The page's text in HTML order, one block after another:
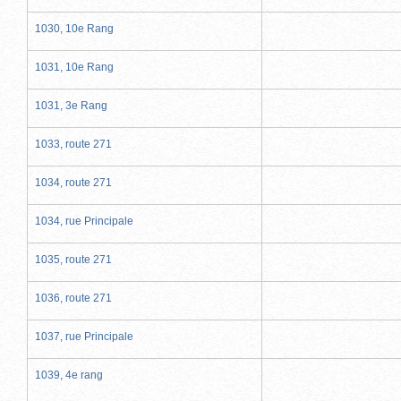
1030, 10e Rang
1031, 10e Rang
1031, 3e Rang
1033, route 271
1034, route 271
1034, rue Principale
1035, route 271
1036, route 271
1037, rue Principale
1039, 4e rang